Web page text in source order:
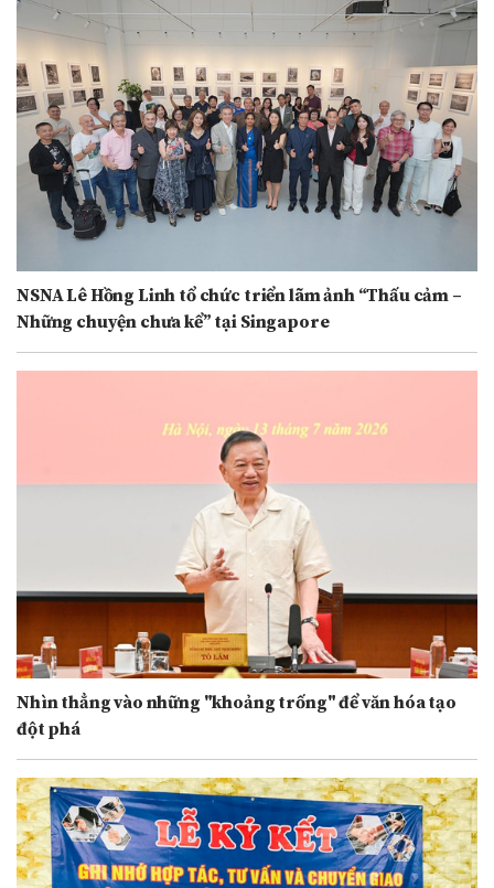
NSNA Lê Hồng Linh tổ chức triển lãm ảnh “Thấu cảm –
Những chuyện chưa kể” tại Singapore
Nhìn thẳng vào những "khoảng trống" để văn hóa tạo
đột phá